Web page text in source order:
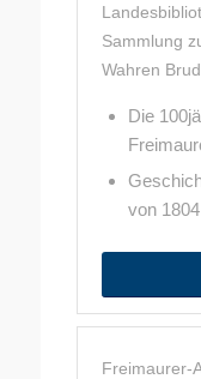
Sammlung
Wahren
Die
von
Freimaurer-